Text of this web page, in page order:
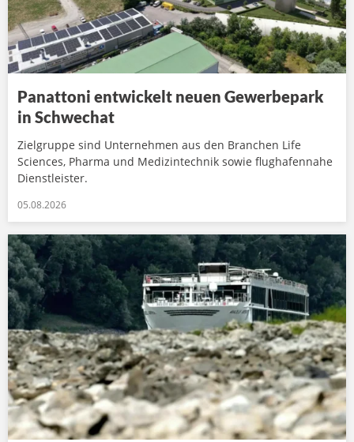
Panattoni entwickelt neuen Gewerbepark
in Schwechat
Zielgruppe sind Unternehmen aus den Branchen Life
Sciences, Pharma und Medizintechnik sowie flughafennahe
Dienstleister.
05.08.2026